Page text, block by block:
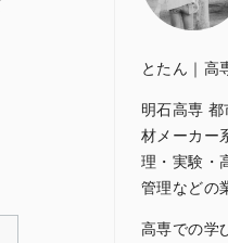
とたん｜高
明石高専
材メーカー
理・実験・
管理などの
高専での学